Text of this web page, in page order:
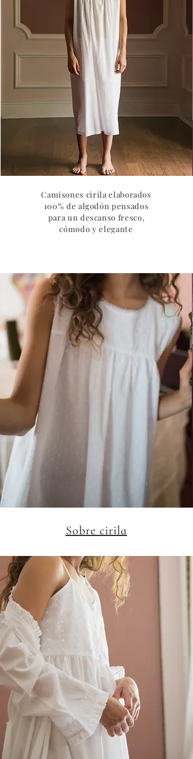
Camisones cirila elaborados
100% de algodón pensados
para un descanso fresco,
cómodo y elegante
Sobre cirila